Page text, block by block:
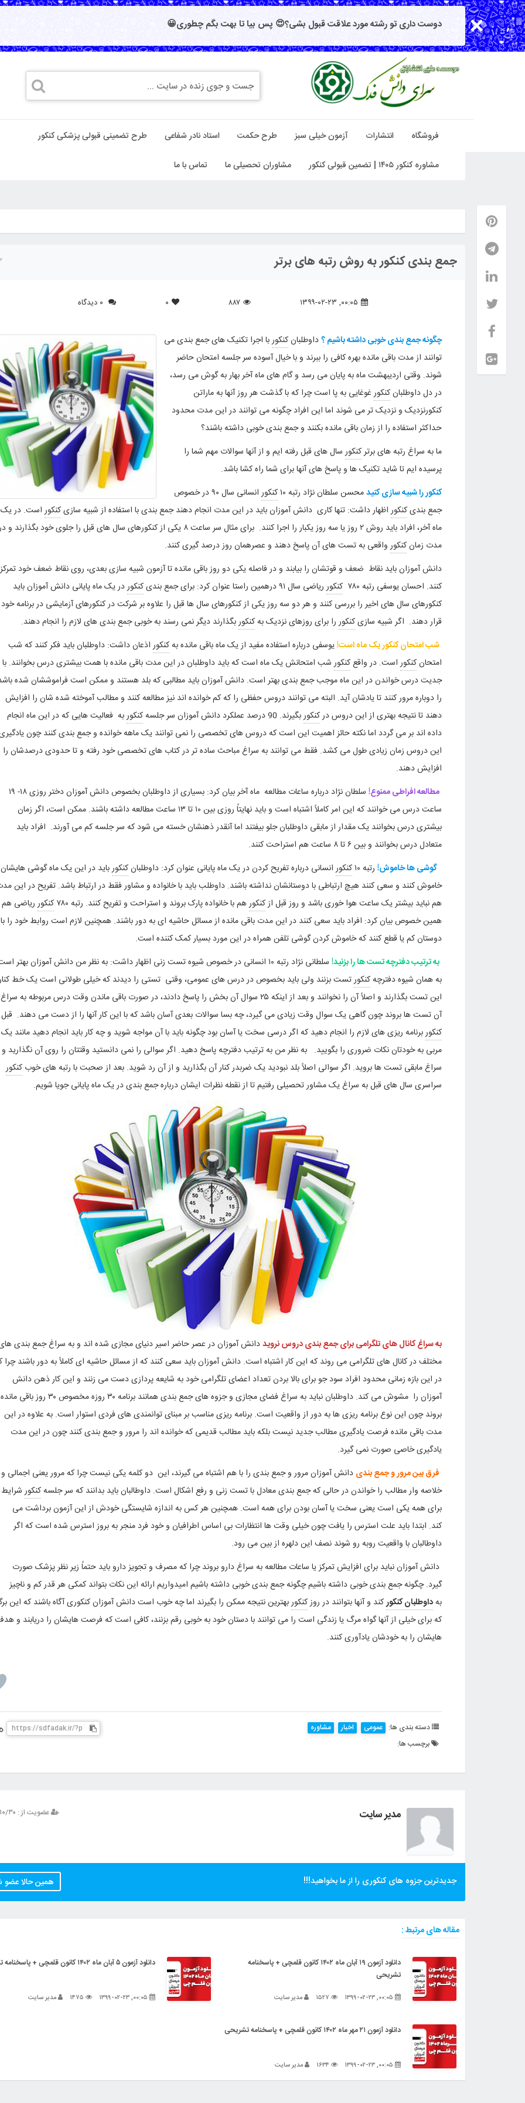
دوست داری تو رشته مورد علاقت قبول بشی؟😍 پس بیا تا بهت بگم چطوری😀
فروشگاه انتشارات آزمون خیلی سبز طرح حکمت استاد نادر شفاعی طرح تضمینی قبولی پزشکی کنکور
مشاوره کنکور ۱۴۰۵ | تضمین قبولی کنکور مشاوران تحصیلی ما تماس با ما
جمع بندی کنکور به روش رتبه های برتر
۰۰:۰۵, ۱۳۹۹-۰۲-۲۳ ۸۸۷ ۰
چگونه جمع بندی خوبی داشته باشیم ؟داوطلبانکنکوربا اجرا تکنیک های جمع بندی می
توانند از مدت باقی مانده بهره کافی را ببرند و با خیال آسوده سر جلسه امتحان حاضر
شوند. وقتی اردیبهشت ماه به پایان می رسد و گام های ماه آخر بهار به گوش می رسد،
در دل داوطلبانکنکورغوغایی به پا است چرا که با گذشت هر روز آنها به ماراتن
کنکورنزدیک و نزدیک تر می شوند اما این افراد چگونه می توانند در این مدت محدود
حداکثر استفاده را از زمان باقی مانده بکنند و جمع بندی خوبی داشته باشند؟
ما به سراغ رتبه های برترکنکورسال های قبل رفته ایم و از آنها سوالات مهم شما را
پرسیده ایم تا شاید تکنیک ها و پاسخ های آنها برای شما راه کشا باشد.
کنکور را شبیه سازی کنیدمحسن سلطان نژاد رتبه ۱۰ کنکور
انسانی سال ۹۰ در خصوص
جمع بندیکنکوراظهار داشت: تنها کاری دانش آموزان باید در این مدت انجام دهند جمع بندی با استفاده از شبیه سازیکنکوراست. در یک
ماه آخر، افراد باید روش ۲ روز یا سه روز یکبار را اجرا کنند. برای مثال سر ساعت ۸ یکی از کنکورهای سال های قبل را جلوی خود بگذارند و
مدت زمانکنکورواقعی به تست های آن پاسخ دهند و عصرهمان روز درصد گیری کنند.
دانش آموزان باید نقاط ضعف و قوتشان را بیابند و در فاصله یکی دو روز باقی مانده تا آزمون شبیه سازی بعدی، روی نقاط ضعف خود تمرکز
کنند. احسان یوسفی رتبه ۷۸۰
کنکورریاضی سال ۹۱ درهمین راستا عنوان کرد: برای جمع بندی کنکوردر یک ماه پایانی دانش آموزان باید
کنکورهای سال های اخیر را بررسی کنند و هر دو سه روز یکی از کنکورهای سال ها قبل را علاوه بر شرکت در کنکورهای آزمایشی در برنامه خود
قرار دهند. اگر شبیه سازیکنکوررا برای روزهای نزدیک بهکنکوربگذارند دیگر نمی رسند به خوبی جمع بندی های لازم را انجام دهند.
شب امتحان کنکور یک ماه است!یوسفی درباره استفاده مفید از یک ماه باقی مانده بهکنکوراذعان داشت: داوطلبان باید فکر کنند که شب
امتحانکنکوراست. در واقعکنکورشب امتحانش یک ماه است که باید داوطلبان در این مدت باقی مانده با همت بیشتری درس بخوانند. با
جدیت درس خواندن در این ماه موجب جمع بندی بهتر است. دانش آموزان باید مطالبی که بلد هستند و ممکن است فراموششان شده
را دوباره مرور کنند تا یادشان آید. البته می توانند دروس حفظی را که کم خوانده اند نیز مطالعه کنند و مطالب آموخته شده شان را افزایش
دهند تا نتیجه بهتری از این دروس درکنکوربگیرند. 90 درصد عملکرد دانش آموزان سر جلسه کنکوربه فعالیت هایی که در این ماه انجام
داده اند بر می گردد اما نکته حائز اهمیت این است که دروس های تخصصی را نمی توانند یک ماهه خوانده و جمع بندی کنند چون
این دروس زمان زیادی طول می کشد. فقط می توانند به سراغ مباحث ساده تر در کتاب های تخصصی خود رفته و تا حدودی درصدشان را
افزایش دهند.
مطالعه افراطی ممنوع!
سلطان نژاد درباره ساعات مطالعه ماه آخر بیان کرد: بسیاری از داوطلبان بخصوص دانش آموزان دختر روزی ۱۸- ۱۹
ساعت درس می خوانند که این امر کاملاً اشتباه است و باید نهایتاً روزی بین ۱۰ تا ۱۳ ساعت مطالعه داشته باشند. ممکن است، اگر زمان
بیشتری درس بخوانند یک مقدار از مابقی داوطلبان جلو بیفتند اما آنقدر ذهنشان خسته می شود که سر جلسه کم می آورند. افراد باید
متعادل درس بخوانند و بین ۶ تا ۸ ساعت هم استراحت کنند.
گوشی ها خاموش! رتبه ۱۰ کنکورانسانی درباره تفریح کردن در یک ماه پایانی عنوان کرد: داوطلبانکنکورباید در این یک ماه گوشی هایشان
خاموش کنند و سعی کنند هیچ ارتباطی با دوستانشان نداشته باشند. داوطلب باید با خانواده و مشاور فقط در ارتباط باشد. تفریح در این
هم نباید بیشتر یک ساعت هوا خوری باشد و روز قبل ازکنکورهم با خانواده پارک بروند و استراحت و تفریح کنند. رتبه ۷۸۰ کنکورریاضی هم
همین خصوص بیان کرد: افراد باید سعی کنند در این مدت باقی مانده از مسائل حاشیه ای به دور باشند. همچنین لازم است روابط خود را با
دوستان کم یا قطع کنند که خاموش کردن گوشی تلفن همراه در این مورد بسیار کمک کننده است.
به ترتیب دفترچه تست ها را بزنید!
سلطانی نژاد رتبه ۱۰ انسانی در خصوص شیوه تست زنی اظهار داشت: به نظر من دانش آموزان بهتر
به همان شیوه دفترچهکنکورتست بزنند ولی باید بخصوص در درس های عمومی، وقتی تستی را دیدند که خیلی طولانی است یک خط
این تست بگذارند و اصلاً آن را نخوانند و بعد از اینکه ۲۵ سوال آن بخش را پاسخ دادند، در صورت باقی ماندن وقت درس مربوطه به سراغ
آن تست ها بروند چون گاهی یک سوال وقت زیادی می گیرد، چه بسا سوالات بعدی آسان باشد که با این کار آنها را از دست می دهند. قبل
کنکوربرنامه ریزی های لازم را انجام دهید که اگر درسی سخت یا آسان بود چگونه باید با آن مواجه شوید و چه کار باید انجام دهید مانند یک
مربی به خودتان نکات ضروری را بگویید. به نظر من به ترتیب دفترچه پاسخ دهید. اگر سوالی را نمی دانستید وقتتان را روی آن نگذارید و
سراغ مابقی تست ها بروید. اگر سوالی اصلاً بلد نبودید یک ضربدر کنار آن بگذارید و از آن رد شوید. بعد از صحبت با رتبه های خوب کنکور
سراسری سال های قبل به سراغ یک مشاور تحصیلی رفتیم تا از نقطه نظرات ایشان درباره جمع بندی در یک ماه پایانی جویا شویم.
به سراغ کانال های تلگرامی برای جمع بندی دروس نرویددانش آموزان در عصر حاضر اسیر دنیای مجازی شده اند و به سراغ جمع بندی
مختلف در کانال های تلگرامی می روند که این کار اشتباه است. دانش آموزان باید سعی کنند که از مسائل حاشیه ای کاملاً به دور باشند چرا
در این بازه زمانی محدود افراد سود جو برای بالا بردن تعداد اعضای تلگرامی خود به شایعه پردازی دست می زنند و این کار ذهن دانش
آموزان را مشوش می کند. داوطلبان نباید به سراغ فضای مجازی و جزوه های جمع بندی همانند برنامه ۳۰ روزه مخصوص ۳۰ روز باقی مانده
بروند چون این نوع برنامه ریزی ها به دور از واقعیت است. برنامه ریزی مناسب بر مبنای توانمندی های فردی استوار است. به علاوه در این
مدت باقی مانده فرصت یادگیری مطالب جدید نیست بلکه باید مطالب قدیمی که خوانده اند را مرور و جمع بندی کنند چون در این مدت
یادگیری خاصی صورت نمی گیرد.
فرق بین مرور و جمع بندی دانش آموزان مرور و جمع بندی را با هم اشتباه می گیرند، این دو کلمه یکی نیست چرا که مرور یعنی اجمالی و
خلاصه وار مطالب را خواندن در حالی که جمع بندی معادل با تست زنی و رفع اشکال است. داوطالبان باید بدانند که سر جلسهکنکورشرایط
برای همه یکی است یعنی سخت یا آسان بودن برای همه است. همچنین هر کس به اندازه شایستگی خودش از این آزمون برداشت می
کند. ابتدا باید علت استرس را یافت چون خیلی وقت ها انتظارات بی اساس اطرافیان و خود فرد منجر به بروز استرس شده است که اگر
داوطالبان با واقعیت روبه رو شوند نصف این دلهره از بین می رود.
دانش آموزان نباید برای افزایش تمرکز یا ساعات مطالعه به سراغ دارو بروند چرا که مصرف و تجویز دارو باید حتماً زیر نظر پزشک صورت
گیرد. چگونه جمع بندی خوبی داشته باشیم چگونه جمع بندی خوبی داشته باشیم امیدواریم ارائه این نکات بتواند کمکی هر قدر کم و ناچیز
بهداوطلبان کنکورکند و آنها بتوانند در روزکنکوربهترین نتیجه ممکن را بگیرند اما چه خوب است دانش آموزان کنکوری آگاه باشند که این
که برای خیلی از آنها گواه مرگ یا زندگی است را می توانند با دستان خود به خوبی رقم بزنند، کافی است که فرصت هایشان را دریابند و
هایشان را به خودشان یادآوری کنند.
دسته بندی ها: عمومی اخبار
مشاوره
برچسب ها:
عضویت از : ۱۳۹۳/۱۰/۳۰ مدیر سایت
جدیدترین جزوه های کنکوری را از ما بخواهید!!! همین حالا عضو
مقاله های مرتبط :
دانلود آزمون ۱۹ آبان ماه ۱۴۰۲ کانون قلمچی + پاسخنامه
تشریحی
مدیر سایت
دانلود آزمون ۵ آبان ماه ۱۴۰۲ کانون قلمچی + پاسخنامه تشریحی
۰۰:۰۵, ۱۳۹۹-۰۲-۲۳ ۱۴۷۵ مدیر سایت
دانلود آزمون ۲۱ مهر ماه ۱۴۰۲ کانون قلمچی + پاسخنامه تشریحی
مدیر سایت